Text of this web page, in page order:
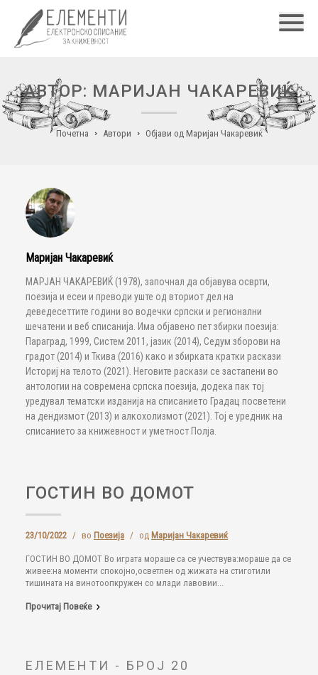
АВТОР: МАРИЈАН ЧАКАРЕВИЌ
Почетна Автори Објави од Маријан Чакаревиќ
Маријан Чакаревиќ
МАРЈАН ЧАКАРЕВИЌ (1978), започнал да објавува осврти,
поезија и есеи и преводи уште од вториот дел на
деведесеттите години во водечки српски и регионални
шечатени и веб списанија. Има објавено пет збирки поезија:
Параград, 1999, Систем 2011, јазик (2014), Седум зборови на
градот (2014) и Ткива (2016) како и збирката кратки раскази
Историј на телото (2021). Неговите раскази се застапени во
антологии на современа српска поезија, додека пак тој
уредувал тематски изданија на списанието Градац посветени
на дендизмот (2013) и алкохолизмот (2021). Тој е уредник на
списанието за книжевност и уметност Полја.
ГОСТИН ВО ДОМОТ
23/10/2022 / во Поезија / од Маријан Чакаревиќ
ГОСТИН ВО ДОМОТ Во играта мораше са се учествува:мораше да се
живее:на моменти спокојно,осветлен од жижата на стиготили
тишината на винотоопкружен со млади лавовии...
Прочитај Повеќе
ЕЛЕМЕНТИ - БРОЈ 20